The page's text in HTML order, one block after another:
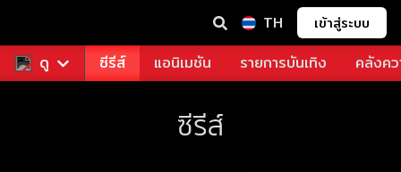
TH เข้าสู่ระบบ
ดูหนัง ซีรีส์ แอนิเมชัน รายการบันเทิง คลังค
ซีรีส์